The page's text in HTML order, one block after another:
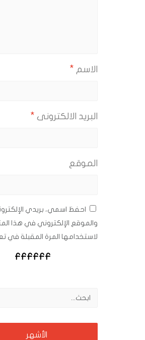
الاسم *
البريد الالكترونى *
الموقع
احفظ اسمي، بريدي
والموقع الإلكتروني في هذا
لاستخدامها المرة المقبلة في
الأشهر